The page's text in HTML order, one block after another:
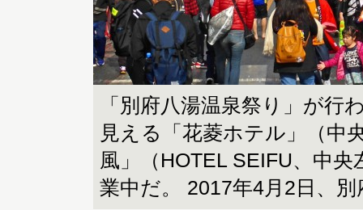
「別府八湯温泉祭り」が行
見える「花菱ホテル」（中
風」（HOTEL SEIFU、中
業中だ。 2017年4月2日、